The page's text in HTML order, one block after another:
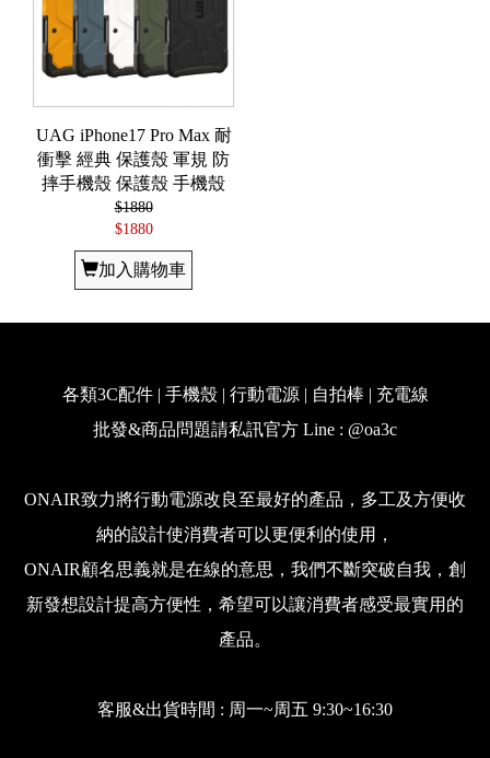
UAG iPhone17 Pro Max 耐
衝擊 經典 保護殼 軍規 防
摔手機殼 保護殼 手機殼
$1880
$1880
加入購物車
各類3C配件 | 手機殼 | 行動電源 | 自拍棒 | 充電線
批發&商品問題請私訊官方 Line : @oa3c
ONAIR致力將行動電源改良至最好的產品，多工及方便收
納的設計使消費者可以更便利的使用，
ONAIR顧名思義就是在線的意思，我們不斷突破自我，創
新發想設計提高方便性，希望可以讓消費者感受最實用的
產品。
客服&出貨時間 : 周一~周五 9:30~16:30